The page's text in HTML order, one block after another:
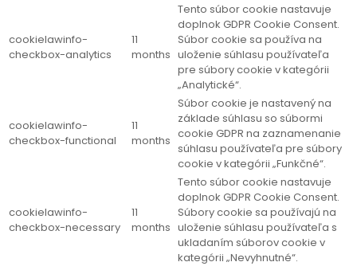
cookielawinfo-
checkbox-analytics
11
months
Tento súbor cookie nastavuje
doplnok GDPR Cookie Consent.
Súbor cookie sa používa na
uloženie súhlasu používateľa
pre súbory cookie v kategórii
„Analytické“.
cookielawinfo-
checkbox-functional
11
months
Súbor cookie je nastavený na
základe súhlasu so súbormi
cookie GDPR na zaznamenanie
súhlasu používateľa pre súbory
cookie v kategórii „Funkčné“.
cookielawinfo-
checkbox-necessary
11
months
Tento súbor cookie nastavuje
doplnok GDPR Cookie Consent.
Súbory cookie sa používajú na
uloženie súhlasu používateľa s
ukladaním súborov cookie v
kategórii „Nevyhnutné“.